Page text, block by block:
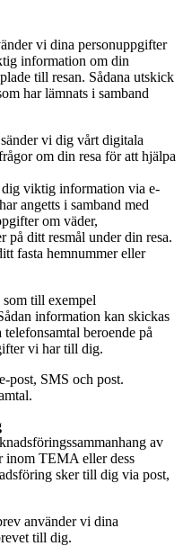
vi dina personuppgifter
information om din
till resan. Sådana utskick
har lämnats i samband
vi dig vårt digitala
om din resa för att hjälpa
viktig information via e-
angetts i samband med
om väder,
på ditt resmål under din resa.
fasta hemnummer eller
till exempel
information kan skickas
beroende på
vi har till dig.
post, SMS och post.
av
inom TEMA eller dess
sker till dig via post,
använder vi dina
till dig.